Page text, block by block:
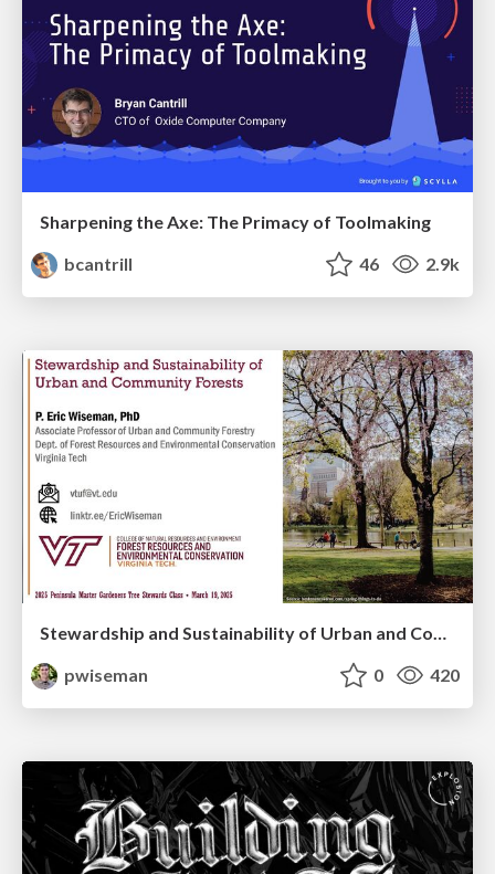
Sharpening the Axe: The Primacy of Toolmaking
bcantrill
46 2.9k
Stewardship and Sustainability of Urban and Community Forests
pwiseman
0 420